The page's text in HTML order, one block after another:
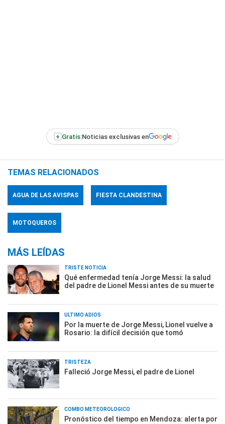
+ Gratis:Noticias exclusivas en
TEMAS RELACIONADOS
AGUA DE LAS AVISPAS FIESTA CLANDESTINA
MOTOQUEROS
MÁS LEÍDAS
TRISTE NOTICIA
Qué enfermedad tenía Jorge Messi: la salud
del padre de Lionel Messi antes de su muerte
ÚLTIMO ADIÓS
Por la muerte de Jorge Messi, Lionel vuelve a
Rosario: la difícil decisión que tomó
TRISTEZA
Falleció Jorge Messi, el padre de Lionel
COMBO METEOROLÓGICO
Pronóstico del tiempo en Mendoza: alerta por